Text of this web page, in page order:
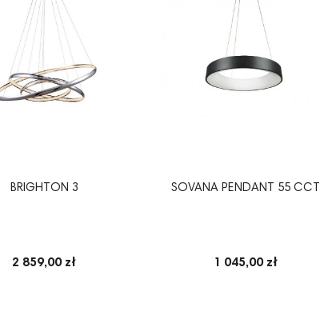
BRIGHTON 3
2 859,00 zł
SOVANA PENDANT 55 CCT
1 045,00 zł